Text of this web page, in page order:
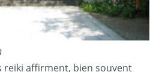
reiki affirment, bien souvent